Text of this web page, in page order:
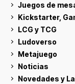
Juegos de
Kickstarter,
LCG y TCG
Ludoverso
Metajuego
Noticias
Novedades y